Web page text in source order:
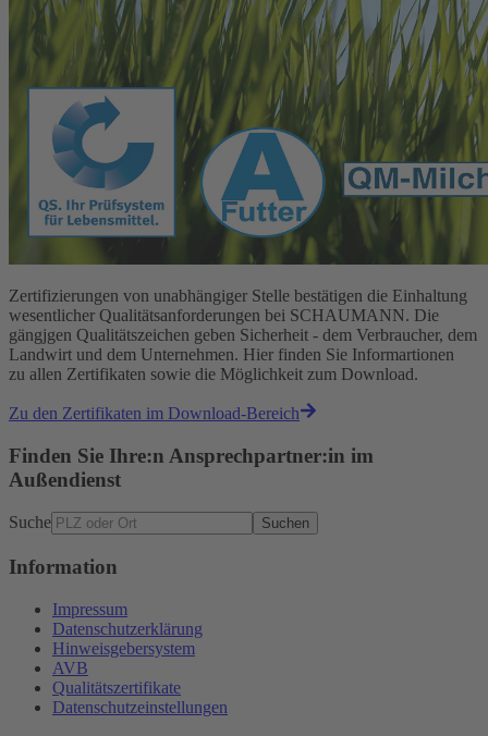
Zertifizierungen von unabhängiger Stelle bestätigen die Einhaltung
wesentlicher Qualitätsanforderungen bei SCHAUMANN. Die
gängjgen Qualitätszeichen geben Sicherheit - dem Verbraucher, dem
Landwirt und dem Unternehmen. Hier finden Sie Informartionen
zu allen Zertifikaten sowie die Möglichkeit zum Download.
Zu den Zertifikaten im Download-Bereich
Finden Sie Ihre:n Ansprechpartner:in im
Außendienst
Suche Suchen
Information
Impressum
Datenschutzerklärung
Hinweisgebersystem
AVB
Qualitätszertifikate
Datenschutzeinstellungen